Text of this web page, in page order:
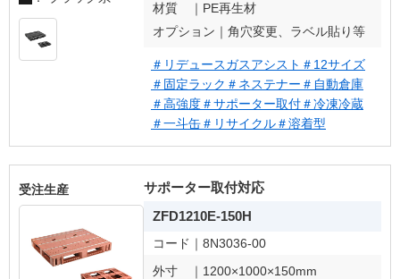
材質 ｜ PE再生材
オプション｜ 角穴変更、ラベル貼り等
＃リデュースガスアシスト ＃12サイズ
＃固定ラック ＃ネステナー ＃自動倉庫
＃高強度＃サポーター取付＃冷凍冷蔵
＃一斗缶＃リサイクル＃溶着型
受注生産
サポーター取付対応
ZFD1210E-150H
コード｜ 8N3036-00
外寸 ｜ 1200×1000×150mm